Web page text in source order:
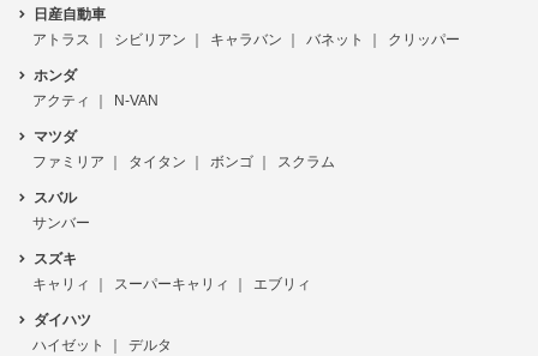
日産自動車
アトラス
シビリアン キャラバン バネット クリッパー
ホンダ
アクティ
N-VAN
マツダ
ファミリア
タイタン ボンゴ スクラム
スバル
サンバー
スズキ
キャリィ
スーパーキャリィ エブリィ
ダイハツ
ハイゼット
デルタ